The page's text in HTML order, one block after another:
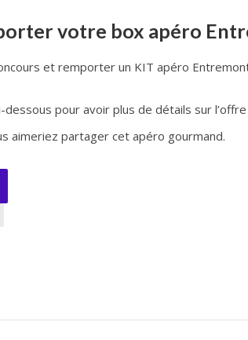
votre box apéro
et remporter un KIT apéro
dessous pour avoir plus de détails sur l’offre
aimeriez partager cet apéro gourmand.